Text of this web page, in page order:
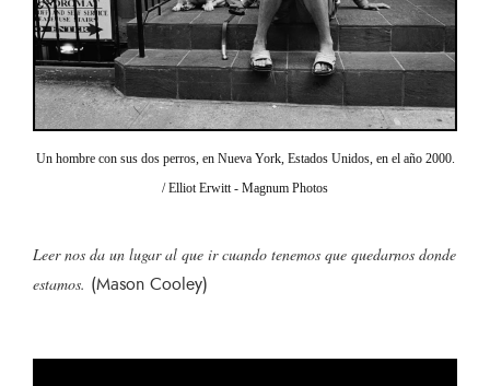
Un hombre con sus dos perros, en Nueva York, Estados Unidos, en el año 2000.
/ Elliot Erwitt - Magnum Photos
Leer nos da un lugar al que ir cuando tenemos que quedarnos donde
estamos. (Mason Cooley)